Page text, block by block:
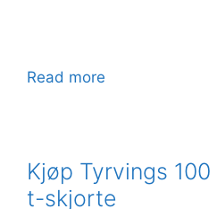
Read more
Kjøp Tyrvings
t-skjorte